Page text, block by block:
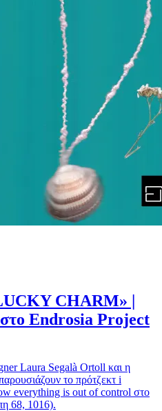
CHARM» |
Endrosia Project
Laura Segalà Ortoll και η
το πρότζεκτ i
everything is out of control στο
68, 1016).